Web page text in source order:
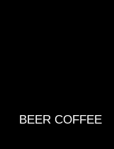
BEER COFFEE